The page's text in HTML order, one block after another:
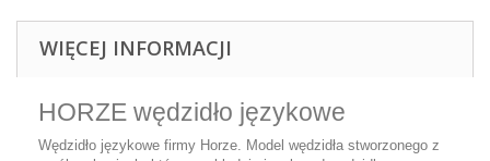
WIĘCEJ INFORMACJI
HORZE wędzidło językowe
Wędzidło językowe firmy Horze. Model wędzidła stworzonego z